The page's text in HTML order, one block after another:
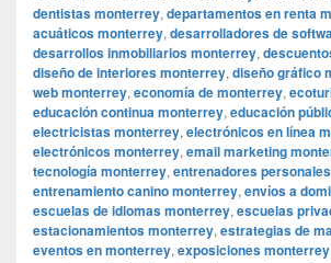
dentistas monterrey, departamentos en renta
acuáticos monterrey, desarrolladores de
desarrollos inmobiliarios monterrey,
diseño de interiores monterrey, diseño gráfico
web monterrey, economía de monterrey,
educación continua monterrey, educación
electricistas monterrey, electrónicos en línea
electrónicos monterrey, email marketing
tecnología monterrey, entrenadores
entrenamiento canino monterrey, envíos a
escuelas de idiomas monterrey, escuelas
estacionamientos monterrey, estrategias de
eventos en monterrey, exposiciones monterrey